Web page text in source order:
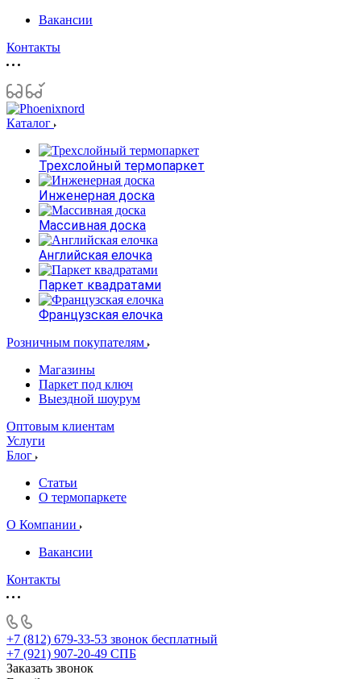
Вакансии
Контакты
Каталог
Трехслойный термопаркет
Инженерная доска
Массивная доска
Английская елочка
Паркет квадратами
Французская елочка
Розничным покупателям
Магазины
Паркет под ключ
Выездной шоурум
Оптовым клиентам
Услуги
Блог
Статьи
О термопаркете
О Компании
Вакансии
Контакты
+7 (812) 679-33-53 звонок бесплатный
+7 (921) 907-20-49 СПБ
Заказать звонок